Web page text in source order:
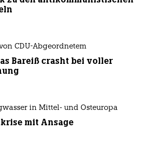
CDU-Abgeordnetem
Bareiß crasht bei voller
in Mittel- und Osteuropa
mit Ansage